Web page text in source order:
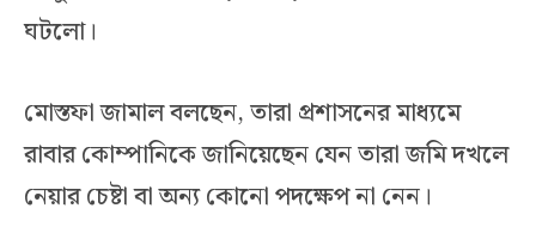
ঘটলো।
মোস্তফা জামাল বলছেন, তারা প্রশাসনের মাধ্যমে
রাবার কোম্পানিকে জানিয়েছেন যেন তারা জমি দখলে
নেয়ার চেষ্টা বা অন্য কোনো পদক্ষেপ না নেন।